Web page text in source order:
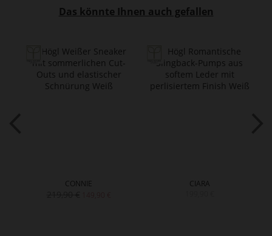
Das könnte Ihnen auch gefallen
CONNIE
CIARA